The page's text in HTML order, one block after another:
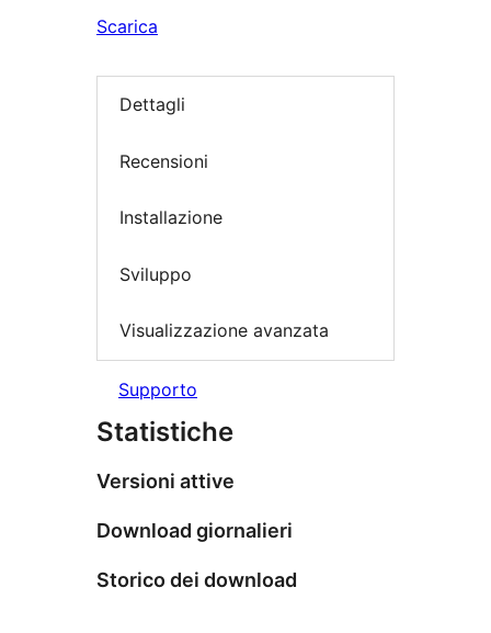
Scarica
Dettagli
Recensioni
Installazione
Sviluppo
Visualizzazione avanzata
Supporto
Statistiche
Versioni attive
Download giornalieri
Storico dei download